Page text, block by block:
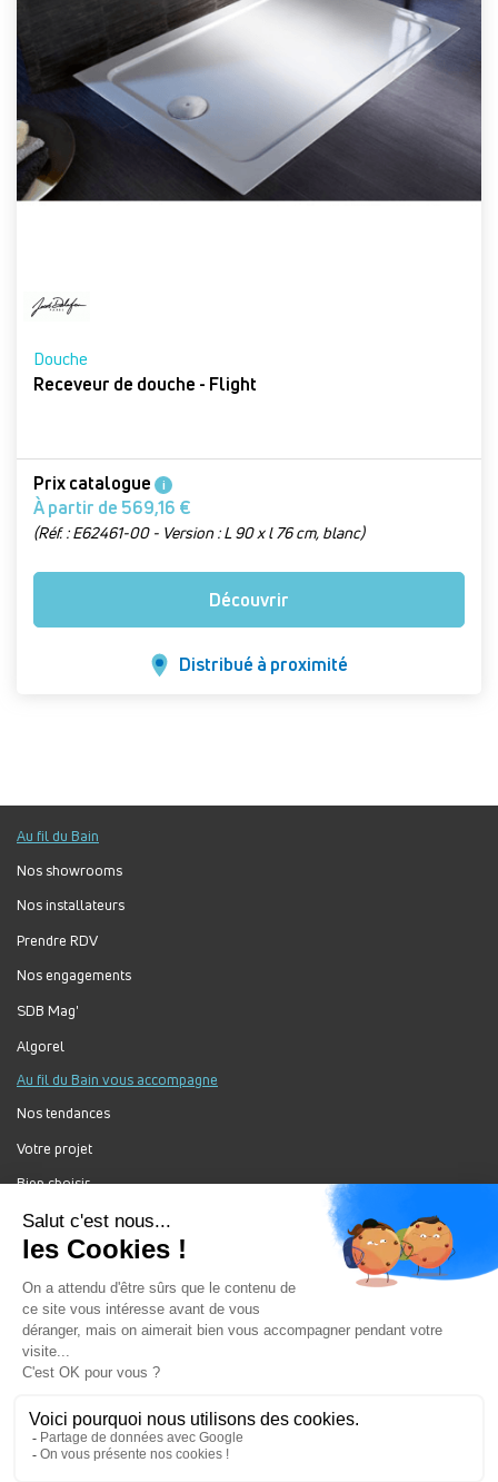
Douche
Receveur de douche - Flight
Prix catalogue i
À partir de 569,16 €
(Réf. : E62461-00 - Version : L 90 x l 76 cm, blanc)
Découvrir
Distribué à proximité
Au fil du Bain
Nos showrooms
Nos installateurs
Prendre RDV
Nos engagements
SDB Mag'
Algorel
Au fil du Bain vous accompagne
Nos tendances
Votre projet
Bien choisir
Forum Au Fil du Bain
Nos produits
Gestion des cookies
Mentions légales